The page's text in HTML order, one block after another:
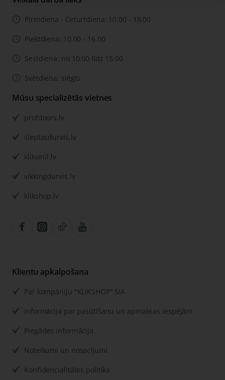
Pirmdiena - Ceturtdiena: 10.00 - 18.00
Piektdiena: 10.00 - 16.00
Sestdiena: no 10:00 līdz 15:00
Svētdiena: slēgts
Mūsu specializētās vietnes
profdoors.lv
sleptasdurvis.lv
klikvinil.lv
vikkingdurvis.lv
klikshop.lv
Klientu apkalpošana
Par kompāniju "KLIKSHOP" SIA
Informācija par pasūtīšanu un apmaksas iespējām
Piegādes informācija
Noteikumi un nosacījumi
Konfidencialitātes politika